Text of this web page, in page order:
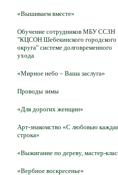
«Вышиваем вместе»
Обучение сотрудников МБУ ССЗН
"КЦСОН Шебекинского городского
округа" системе долговременного
ухода
«Мирное небо – Ваша заслуга»
Проводы зимы
«Для дорогих женщин»
Арт-знакомство «С любовью
строка»
«Выжигание по дереву, мастер-
«Вербное воскресенье»